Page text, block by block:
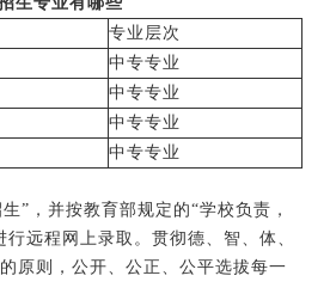
专业层次
中专专业
中专专业
中专专业
中专专业
”，并按教育部规定的“学校负责，
远程网上录取。贯彻德、智、体、
原则，公开、公正、公平选拔每一